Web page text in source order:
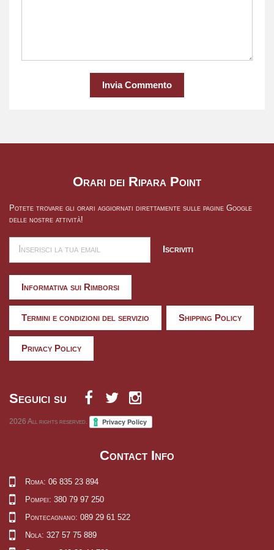
Invia Commento
Orari dei Ripara Point
Potete trovare gli orari aggiornati direttamente sulle pagine Google
delle nostre attività!
Iscriviti
Informativa sui Rimborsi
Termini e condizioni del servizio Shipping Policy
Privacy Policy
Seguici su
2026 All rights reserved.
Contact Info
Roma: 06 835 23 894
Pompei: 380 79 97 250
Pontecagnano: 089 29 61 522
Nola: 327 57 75 889